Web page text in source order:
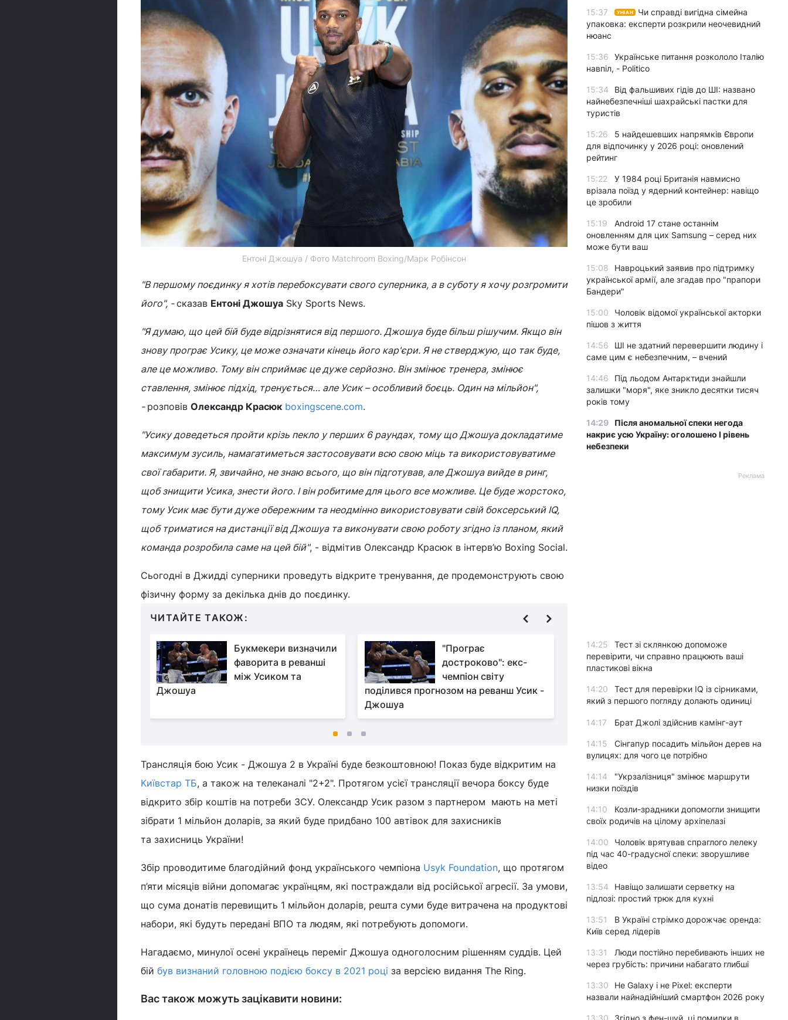
Ентоні Джошуа / Фото Matchroom Boxing/Марк Робінсон
"В першому поєдинку я хотів перебоксувати свого суперника, а в суботу я хочу розгромити
його", -сказав Ентоні Джошуа Sky Sports News.
"Я думаю, що цей бій буде відрізнятися від першого. Джошуа буде більш рішучим. Якщо він
знову програє Усику, це може означати кінець його кар'єри. Я не стверджую, що так буде,
але це можливо. Тому він сприймає це дуже серйозно. Він змінює тренера, змінює
ставлення, змінює підхід, тренується… але Усик – особливий боєць. Один на мільйон",
- розповів Олександр Красюк boxingscene.com.
"Усику доведеться пройти крізь пекло у перших 6 раундах, тому що Джошуа докладатиме
максимум зусиль, намагатиметься застосовувати всю свою міць та використовуватиме
свої габарити. Я, звичайно, не знаю всього, що він підготував, але Джошуа вийде в ринг,
щоб знищити Усика, знести його. І він робитиме для цього все можливе. Це буде жорстоко,
тому Усик має бути дуже обережним та неодмінно використовувати свій боксерський IQ,
щоб триматися на дистанції від Джошуа та виконувати свою роботу згідно із планом, який
команда розробила саме на цей бій", - відмітив Олександр Красюк в інтерв’ю Boxing Social.
Сьогодні в Джидді суперники проведуть відкрите тренування, де продемонструють свою
фізичну форму за декілька днів до поєдинку.
ЧИТАЙТЕ ТАКОЖ:
Букмекери визначили
фаворита в реванші
між Усиком та
Джошуа
"Програє
достроково": екс-
чемпіон світу
поділився прогнозом на реванш Усик -
Джошуа
Колишній чемпіон
світу в суперважкій
на реванш Усик - Джошуа
Трансляція бою Усик - Джошуа 2 в Україні буде безкоштовною! Показ буде відкритим на
Київстар ТБ, а також на телеканалі "2+2". Протягом усієї трансляції вечора боксу буде
відкрито збір коштів на потреби ЗСУ. Олександр Усик разом з партнером мають на меті
зібрати 1 мільйон доларів, за який буде придбано 100 автівок для захисників
та захисниць України!
Збір проводитиме благодійний фонд українського чемпіона Usyk Foundation, що протягом
п’яти місяців війни допомагає українцям, які постраждали від російської агресії. За умови,
що сума донатів перевищить 1 мільйон доларів, решта суми буде витрачена на продуктові
набори, які будуть передані ВПО та людям, які потребують допомоги.
Нагадаємо, минулої осені українець переміг Джошуа одноголосним рішенням суддів. Цей
бій був визнаний головною подією боксу в 2021 році за версією видання The Ring.
Вас також можуть зацікавити новини:
15:37 УНІАН
Чи справді вигідна сімейна
упаковка: експерти розкрили неочевидний
нюанс
15:36
Українське питання розкололо Італію
навпіл, - Politico
15:34
Від фальшивих гідів до ШІ: названо
найнебезпечніші шахрайські пастки для
туристів
15:26
5 найдешевших напрямків Європи
для відпочинку у 2026 році: оновлений
рейтинг
15:22
У 1984 році Британія навмисно
врізала поїзд у ядерний контейнер: навіщо
це зробили
15:19
Android 17 стане останнім
оновленням для цих Samsung – серед них
може бути ваш
15:08
Навроцький заявив про підтримку
української армії, але згадав про "прапори
Бандери"
15:00
Чоловік відомої української акторки
пішов з життя
14:56
ШІ не здатний перевершити людину і
саме цим є небезпечним, – вчений
14:46
Під льодом Антарктиди знайшли
залишки "моря", яке зникло десятки тисяч
років тому
14:29
Після аномальної спеки негода
накриє усю Україну: оголошено І рівень
небезпеки
Реклама
14:25
Тест зі склянкою допоможе
перевірити, чи справно працюють ваші
пластикові вікна
14:20
Тест для перевірки IQ із сірниками,
який з першого погляду долають одиниці
14:17 Брат Джолі здійснив камінг-аут
14:15
Сінгапур посадить мільйон дерев на
вулицях: для чого це потрібно
14:14
"Укрзалізниця" змінює маршрути
низки поїздів
14:10
Козли-зрадники допомогли знищити
своїх родичів на цілому архіпелазі
14:00
Чоловік врятував спраглого лелеку
під час 40-градусної спеки: зворушливе
відео
13:54
Навіщо залишати серветку на
підлозі: простий трюк для кухні
13:51
В Україні стрімко дорожчає оренда:
Київ серед лідерів
13:31
Люди постійно перебивають інших не
через грубість: причини набагато глибші
13:30
Не Galaxy і не Pixel: експерти
назвали найнадійніший смартфон 2026 року
13:30 Згідно з фен-шуй, ці помилки в